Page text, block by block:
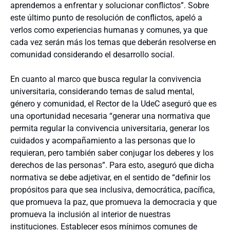
aprendemos a enfrentar y solucionar conflictos”. Sobre
este último punto de resolución de conflictos, apeló a
verlos como experiencias humanas y comunes, ya que
cada vez serán más los temas que deberán resolverse en
comunidad considerando el desarrollo social.
En cuanto al marco que busca regular la convivencia
universitaria, considerando temas de salud mental,
género y comunidad, el Rector de la UdeC aseguró que es
una oportunidad necesaria “generar una normativa que
permita regular la convivencia universitaria, generar los
cuidados y acompañamiento a las personas que lo
requieran, pero también saber conjugar los deberes y los
derechos de las personas”. Para esto, aseguró que dicha
normativa se debe adjetivar, en el sentido de “definir los
propósitos para que sea inclusiva, democrática, pacífica,
que promueva la paz, que promueva la democracia y que
promueva la inclusión al interior de nuestras
instituciones. Establecer esos mínimos comunes de